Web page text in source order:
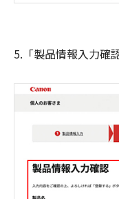
5.「製品情報入力確